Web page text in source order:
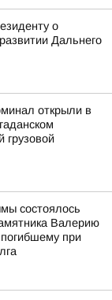
о
Дальнего
открыли в
грузовой
состоялось
Валерию
при